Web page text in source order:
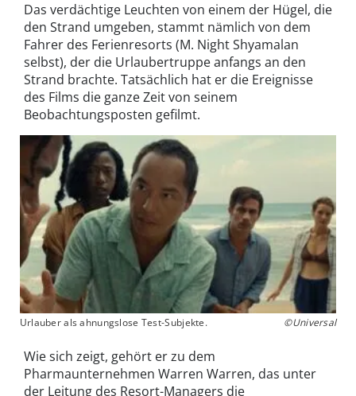
Das verdächtige Leuchten von einem der Hügel, die
den Strand umgeben, stammt nämlich von dem
Fahrer des Ferienresorts (M. Night Shyamalan
selbst), der die Urlaubertruppe anfangs an den
Strand brachte. Tatsächlich hat er die Ereignisse
des Films die ganze Zeit von seinem
Beobachtungsposten gefilmt.
Urlauber als ahnungslose Test-Subjekte. ©Universal
Wie sich zeigt, gehört er zu dem
Pharmaunternehmen Warren Warren, das unter
der Leitung des Resort-Managers die